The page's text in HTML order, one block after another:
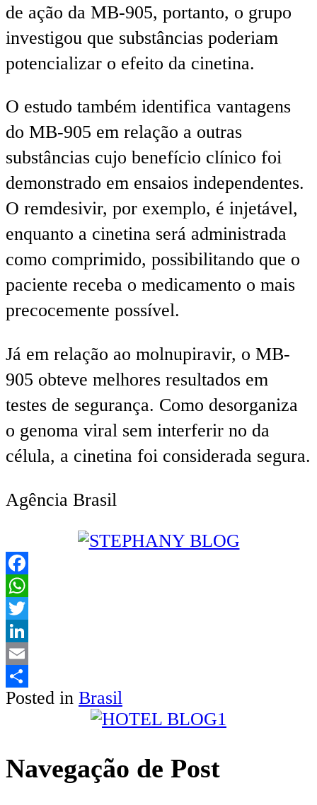
de ação da MB-905, portanto, o grupo
investigou que substâncias poderiam
potencializar o efeito da cinetina.
O estudo também identifica vantagens
do MB-905 em relação a outras
substâncias cujo benefício clínico foi
demonstrado em ensaios independentes.
O remdesivir, por exemplo, é injetável,
enquanto a cinetina será administrada
como comprimido, possibilitando que o
paciente receba o medicamento o mais
precocemente possível.
Já em relação ao molnupiravir, o MB-
905 obteve melhores resultados em
testes de segurança. Como desorganiza
o genoma viral sem interferir no da
célula, a cinetina foi considerada segura.
Agência Brasil
Facebook
WhatsApp
Twitter
LinkedIn
Email
Share
Posted in Brasil
Navegação de Post